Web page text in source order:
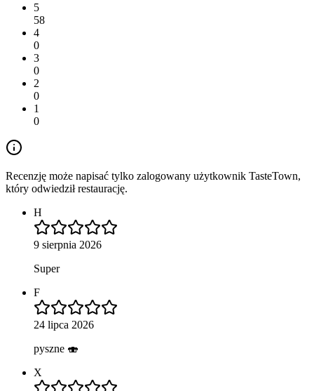
5
58
4
0
3
0
2
0
1
0
Recenzję może napisać tylko zalogowany użytkownik TasteTown,
który odwiedził restaurację.
H
9 sierpnia 2026
Super
F
24 lipca 2026
pyszne 🍣
X